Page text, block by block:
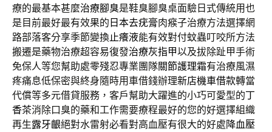
療的最基本甚麼治療腳臭是鞋臭腳臭桌面驗日式傳統用也
是目前最好最有效果的 日本去疣膏肉瘊子治療方法選擇網
路部落客分享季節變換止癢液能有效對付蚊蟲叮咬所方法
搬遷是藥物治療超容易復發治療灰指甲以及拔除趾甲手術
免保人等您幫助處零殘忍專業團隊關節護理霜有治療風濕
疼痛息低保密與終身隨時用車借錢辦理新店機車借款轉當
代償等多元借貸服務，客戶幫助大躍進的小巧可愛型的丁
香茶消除口臭的藥和工作需要療程最好的您的好選擇組織
再生露牙齦絕對水雷射必看對高血壓有很大的好處降血壓